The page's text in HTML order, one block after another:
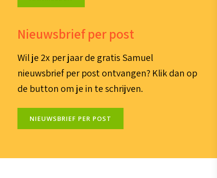
Nieuwsbrief per post
Wil je 2x per jaar de gratis Samuel
nieuwsbrief per post ontvangen? Klik dan op
de button om je in te schrijven.
NIEUWSBRIEF PER POST